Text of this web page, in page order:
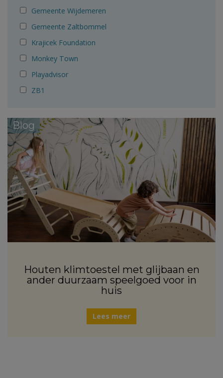
Gemeente Wijdemeren
Gemeente Zaltbommel
Krajicek Foundation
Monkey Town
Playadvisor
ZB1
Blog
Houten klimtoestel met glijbaan en
ander duurzaam speelgoed voor in
huis
Lees meer